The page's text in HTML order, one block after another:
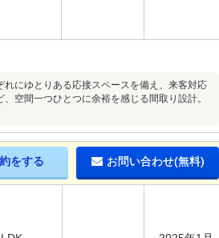
にゆとりある応接スペースを備え、来客対応
空間一つひとつに余裕を感じる間取り設計。
をする お問い合わせ(無料)